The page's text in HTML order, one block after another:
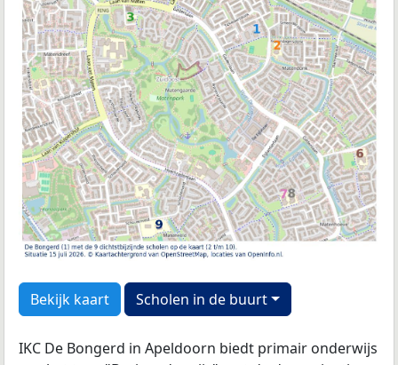
Bekijk kaart Scholen in de buurt
IKC De Bongerd in Apeldoorn biedt primair onderwijs